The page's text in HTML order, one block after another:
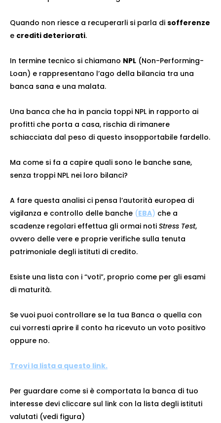
Quando non riesce a recuperarli si parla di sofferenze
e crediti deteriorati.
In termine tecnico si chiamano NPL (Non-Performing-
Loan) e rappresentano l’ago della bilancia tra una
banca sana e una malata.
Una banca che ha in pancia toppi NPL in rapporto ai
profitti che porta a casa, rischia di rimanere
schiacciata dal peso di questo insopportabile fardello.
Ma come si fa a capire quali sono le banche sane,
senza troppi NPL nei loro bilanci?
A fare questa analisi ci pensa l’autorità europea di
vigilanza e controllo delle banche (EBA) che a
scadenze regolari effettua gli ormai noti Stress Test,
ovvero delle vere e proprie verifiche sulla tenuta
patrimoniale degli istituti di credito.
Esiste una lista con i “voti”, proprio come per gli esami
di maturità.
Se vuoi puoi controllare se la tua Banca o quella con
cui vorresti aprire il conto ha ricevuto un voto positivo
oppure no.
Trovi la lista a questo link.
Per guardare come si è comportata la banca di tuo
interesse devi cliccare sul link con la lista degli istituti
valutati (vedi figura)